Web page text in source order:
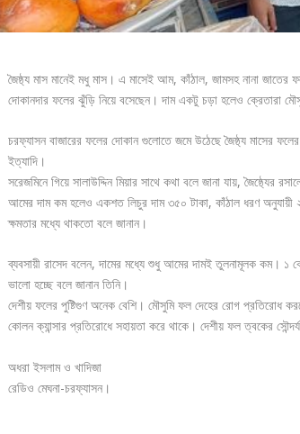
জৈষ্ঠ্য মাস মানেই মধু মাস। এ মাসেই আম, কাঁঠাল, জামসহ নানা
দোকানদার ফলের ঝুঁড়ি নিয়ে বসেছেন। দাম একটু চড়া হলেও ক্রেতারা
চরফ্যাসন বাজারের ফলের দোকান গুলোতে জমে উঠেছে জৈষ্ঠ্য মাসের
ইত্যাদি।
সরেজমিনে গিয়ে সালাউদ্দিন মিয়ার সাথে কথা বলে জানা যায়, জৈষ্ঠ্যের
আমের দাম কম হলেও একশত লিচুর দাম ৩৫০ টাকা, কাঁঠাল ধরণ
ক্ষমতার মধ্যে থাকতো বলে জানান।
ব্যবসায়ী রাসেদ বলেন, দামের মধ্যে শুধু আমের দামই তুলনামূলক কম। ১
ভালো হচ্ছে বলে জানান তিনি।
দেশীয় ফলের পুষ্টিগুণ অনেক বেশি। মৌসুমি ফল দেহের রোগ প্রতিরোধ
কোলন ক্যান্সার প্রতিরোধে সহায়তা করে থাকে। দেশীয় ফল ত্বকের
অধরা ইসলাম ও খাদিজা
রেডিও মেঘনা-চরফ্যাসন।